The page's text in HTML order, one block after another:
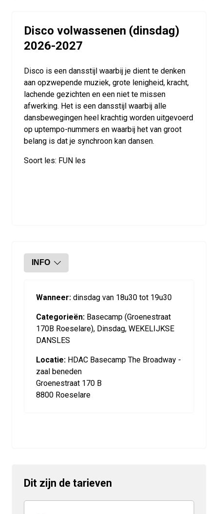
Disco volwassenen (dinsdag)
2026-2027
Disco is een dansstijl waarbij je dient te denken
aan opzwepende muziek, grote lenigheid, kracht,
lachende gezichten en een niet te missen
afwerking. Het is een dansstijl waarbij alle
dansbewegingen heel krachtig worden uitgevoerd
op uptempo-nummers en waarbij het van groot
belang is dat je synchroon kan dansen.
Soort les: FUN les
INFO
Wanneer: dinsdag van 18u30 tot 19u30
Categorieën: Basecamp (Groenestraat
170B Roeselare), Dinsdag, WEKELIJKSE
DANSLES
Locatie: HDAC Basecamp The Broadway -
zaal beneden
Groenestraat 170 B
8800 Roeselare
Dit zijn de tarieven